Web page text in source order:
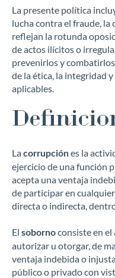
La presente política
lucha contra el fraude,
reflejan la rotunda
de actos ilícitos o
prevenirlos y
de la ética, la integridad
aplicables.
Lacorrupciónes la
ejercicio de una función
acepta una ventaja
de participar en
directa o indirecta,
El sobornoconsiste en el
autorizar u otorgar, de
ventaja indebida o
público o privado con